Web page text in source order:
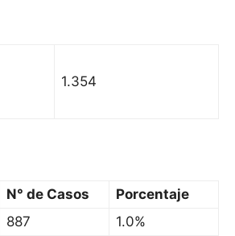
1.354
N° de Casos
Porcentaje
887
1.0%